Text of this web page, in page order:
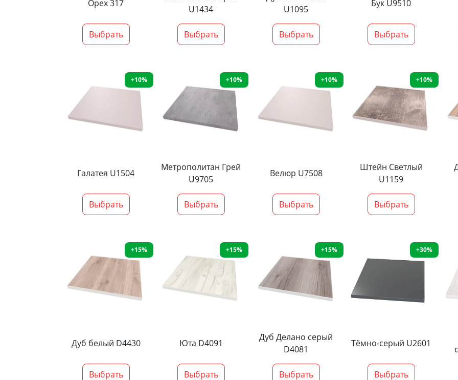
Орех 317
Выбрать
U1434
Выбрать
U1095
Выбрать
Бук U9510
Выбрать
+10%
Галатея U1504
Выбрать
+10%
Метрополитан Грей
U9705
Выбрать
+10%
Велюр U7508
Выбрать
+10%
Штейн Светлый
U1159
Выбрать
+15%
Дуб белый D4430
Выбрать
+15%
Юта D4091
Выбрать
+15%
Дуб Делано серый
D4081
Выбрать
+30%
Тёмно-серый U2601
Выбрать